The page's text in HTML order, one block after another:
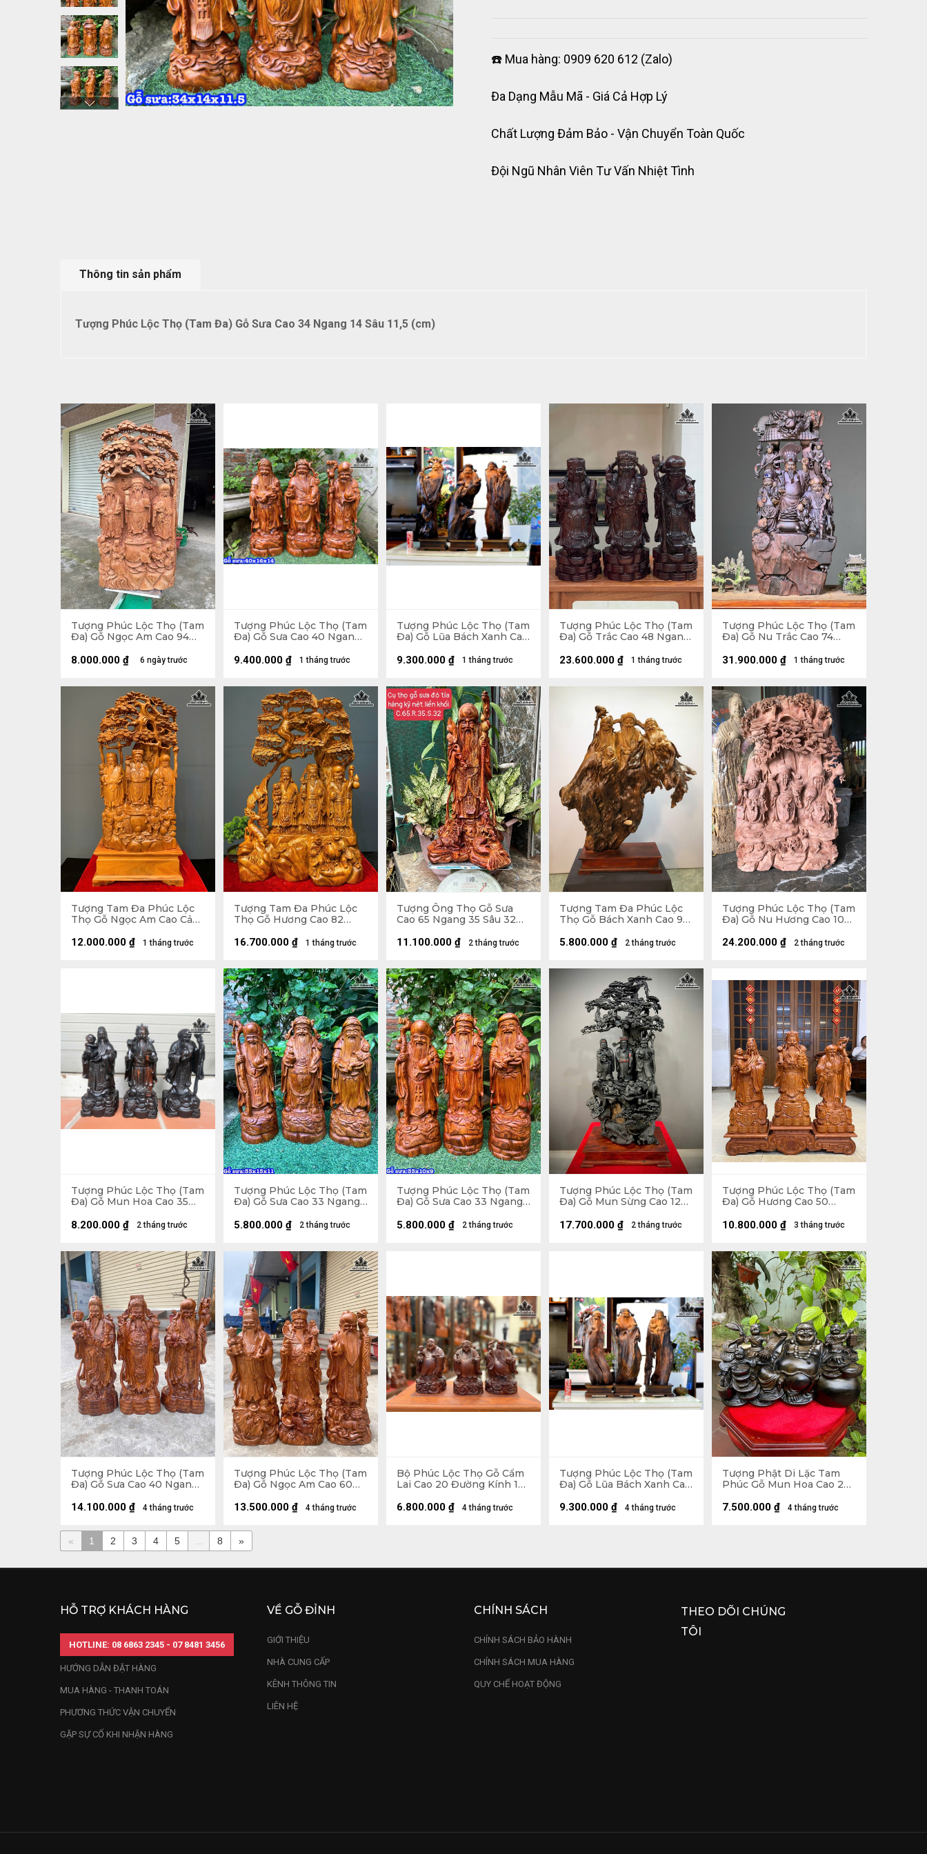
☎️ Mua hàng: 0909 620 612 (Zalo)
Đa Dạng Mẫu Mã - Giá Cả Hợp Lý
Chất Lượng Đảm Bảo - Vận Chuyển Toàn Quốc
Đội Ngũ Nhân Viên Tư Vấn Nhiệt Tình
Thông tin sản phẩm
Tượng Phúc Lộc Thọ (Tam Đa) Gỗ Sưa Cao 34 Ngang 14 Sâu 11,5 (cm)
Tượng Phúc Lộc Thọ (Tam
Đa) Gỗ Ngọc Am Cao 94
6 ngày trước
8.000.000 ₫
Tượng Phúc Lộc Thọ (Tam
Đa) Gỗ Sưa Cao 40 Ngang
1 tháng trước
9.400.000 ₫
Tượng Phúc Lộc Thọ (Tam
Đa) Gỗ Lũa Bách Xanh Cao
(cm) - Kỷ Cao 101 tháng trước
9.300.000 ₫
Tượng Phúc Lộc Thọ (Tam
Đa) Gỗ Trắc Cao 48 Ngang
1 tháng trước
23.600.000 ₫
Tượng Phúc Lộc Thọ (Tam
Đa) Gỗ Nu Trắc Cao 74
1 tháng trước
31.900.000 ₫
Tượng Tam Đa Phúc Lộc
Thọ Gỗ Ngọc Am Cao Cả
(cm) - Kỷ Cao 201 tháng trước
12.000.000 ₫
Tượng Tam Đa Phúc Lộc
Thọ Gỗ Hương Cao 82
1 tháng trước
16.700.000 ₫
Tượng Ông Thọ Gỗ Sưa
Cao 65 Ngang 35 Sâu 32
2 tháng trước
11.100.000 ₫
Tượng Tam Đa Phúc Lộc
Thọ Gỗ Bách Xanh Cao 99
2 tháng trước
5.800.000 ₫
Tượng Phúc Lộc Thọ (Tam
Đa) Gỗ Nu Hương Cao 100
2 tháng trước
24.200.000 ₫
Tượng Phúc Lộc Thọ (Tam
Đa) Gỗ Mun Hoa Cao 35
2 tháng trước
8.200.000 ₫
Tượng Phúc Lộc Thọ (Tam
Đa) Gỗ Sưa Cao 33 Ngang
2 tháng trước
5.800.000 ₫
Tượng Phúc Lộc Thọ (Tam
Đa) Gỗ Sưa Cao 33 Ngang
2 tháng trước
5.800.000 ₫
Tượng Phúc Lộc Thọ (Tam
Đa) Gỗ Mun Sừng Cao 120
2 tháng trước
17.700.000 ₫
Tượng Phúc Lộc Thọ (Tam
Đa) Gỗ Hương Cao 50
Cao 15 Mặt 20 (cm)3 tháng trước
10.800.000 ₫
Tượng Phúc Lộc Thọ (Tam
Đa) Gỗ Sưa Cao 40 Ngang
4 tháng trước
14.100.000 ₫
Tượng Phúc Lộc Thọ (Tam
Đa) Gỗ Ngọc Am Cao 60
4 tháng trước
13.500.000 ₫
Bộ Phúc Lộc Thọ Gỗ Cẩm
Lai Cao 20 Đường Kính 12
4 tháng trước
6.800.000 ₫
Tượng Phúc Lộc Thọ (Tam
Đa) Gỗ Lũa Bách Xanh Cao
Kỷ Cao 10 (cm)4 tháng trước
9.300.000 ₫
Tượng Phật Di Lặc Tam
Phúc Gỗ Mun Hoa Cao 23
4 tháng trước
7.500.000 ₫
« 1 2 3 4 5 8 »
HỖ TRỢ KHÁCH HÀNG
HOTLINE: 08 6863 2345 - 07 8481 3456
HƯỚNG DẪN ĐẶT HÀNG
MUA HÀNG - THANH TOÁN
PHƯƠNG THỨC VẬN CHUYỂN
GẶP SỰ CỐ KHI NHẬN HÀNG
VỀ GỖ ĐỈNH
GIỚI THIỆU
NHÀ CUNG CẤP
KÊNH THÔNG TIN
LIÊN HỆ
CHÍNH SÁCH
CHÍNH SÁCH BẢO HÀNH
CHÍNH SÁCH MUA HÀNG
QUY CHẾ HOẠT ĐỘNG
THEO DÕI CHÚNG
TÔI